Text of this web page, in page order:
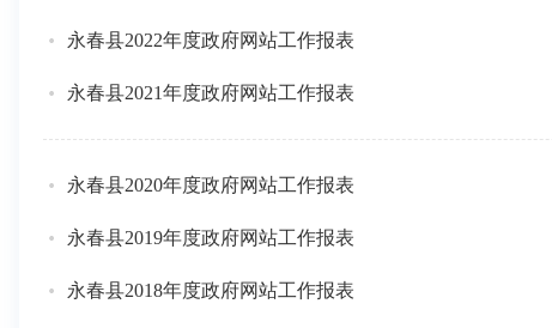
永春县2022年度政府网站工作报表
永春县2021年度政府网站工作报表
永春县2020年度政府网站工作报表
永春县2019年度政府网站工作报表
永春县2018年度政府网站工作报表